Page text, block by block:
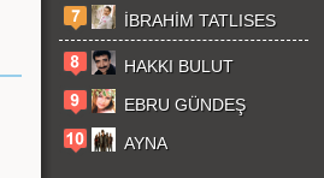
İBRAHİM TATLISES
HAKKI BULUT
EBRU GÜNDEŞ
AYNA